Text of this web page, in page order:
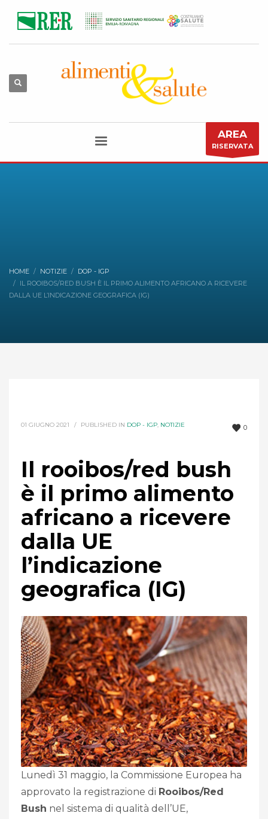
AREA
RISERVATA
HOME NOTIZIE
DOP - IGP
IL ROOIBOS/RED BUSH È IL PRIMO ALIMENTO AFRICANO A RICEVERE
DALLA UE L’INDICAZIONE GEOGRAFICA (IG)
0
01 GIUGNO 2021 / PUBLISHED IN DOP - IGP, NOTIZIE
Il rooibos/red bush
è il primo alimento
africano a ricevere
dalla UE
l’indicazione
geografica (IG)
Lunedì 31 maggio, la Commissione Europea ha
approvato la registrazione di Rooibos/Red
Bush nel sistema di qualità dell’UE,